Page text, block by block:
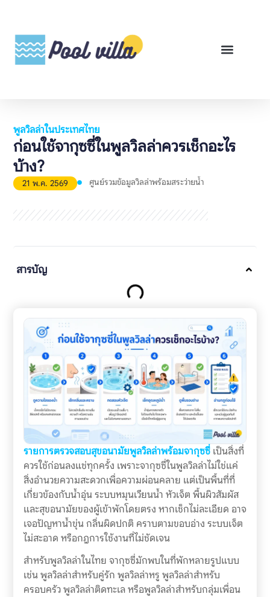
พูลวิลล่าในประเทศไทย
ก่อนใช้จากุซซี่ในพูลวิลล่าควรเช็กอะไร
บ้าง?
21 พ.ค. 2569 ศูนย์รวมข้อมูลวิลล่าพร้อมสระว่ายน้ำ
สารบัญ
รายการตรวจสอบสุขอนามัยพูลวิลล่าพร้อมจากุซซี่เป็นสิ่งที่
ควรใช้ก่อนลงแช่ทุกครั้ง เพราะจากุซซี่ในพูลวิลล่าไม่ใช่แค่
สิ่งอำนวยความสะดวกเพื่อความผ่อนคลาย แต่เป็นพื้นที่ที่
เกี่ยวข้องกับน้ำอุ่น ระบบหมุนเวียนน้ำ หัวเจ็ต พื้นผิวสัมผัส
และสุขอนามัยของผู้เข้าพักโดยตรง หากเช็กไม่ละเอียด อาจ
เจอปัญหาน้ำขุ่น กลิ่นผิดปกติ คราบตามขอบอ่าง ระบบเจ็ต
ไม่สะอาด หรือกฎการใช้งานที่ไม่ชัดเจน
สำหรับพูลวิลล่าในไทย จากุซซี่มักพบในที่พักหลายรูปแบบ
เช่น พูลวิลล่าสำหรับคู่รัก พูลวิลล่าหรู พูลวิลล่าสำหรับ
ครอบครัว พูลวิลล่าติดทะเล หรือพูลวิลล่าสำหรับกลุ่มเพื่อน